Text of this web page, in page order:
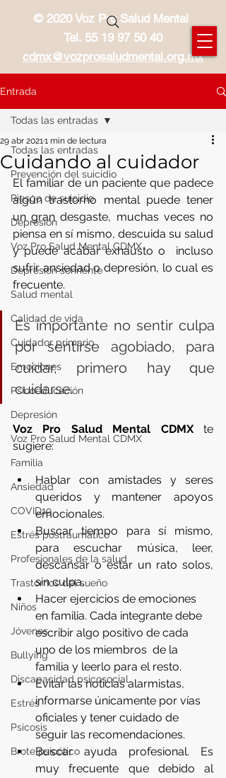
© 2020 Voz Pro Salud Mental
Tel. 55 19 97 50 40
cdmx@vozprosaludmental.org.mx
Entrada
Todas las entradas
Prevención del suicidio
Riesgo de suicidio
Depresión
Voz Pro Salud Mental CDMX
Depresión sonriente
Salud mental
Calidad de vida
Cuidador primario
Emociones
Psicoeducación
Depresión
Voz Pro Salud Mental CDMX
Familia
Ansiedad
COVID19
Estrés postraumático
Profesionales de la salud
Trastornos del sueño
Niños
Jóvenes
Bullying
Discapacidad psicosocial
Estrés
Psicosis
Brote psicótico
Todas las entradas
Cuidando al cuidador
29 abr 20211 min de lectura
El familiar de un paciente que padece
algún trastorno mental puede tener
un gran desgaste, muchas veces no
piensa en sí mismo, descuida su salud
y puede acabar exhausto o  incluso
sufrir ansiedad o depresión, lo cual es
frecuente.
Es importante no sentir culpa
por sentirse agobiado, para
cuidar, primero hay que
cuidarse.
Voz Pro Salud Mental CDMX te
sugiere:
Hablar con amistades y seres
queridos y mantener apoyos
emocionales.
Buscar tiempo para sí mismo,
para escuchar música, leer,
descansar o estar un rato solos,
sin culpa.
Hacer ejercicios de emociones
en familia. Cada integrante debe
escribir algo positivo de cada
uno de los miembros  de la
familia y leerlo para el resto.
Evitar las noticias alarmistas,
informarse únicamente por vías
oficiales y tener cuidado de
seguir las recomendaciones.
Buscar ayuda profesional. Es
muy frecuente que debido al